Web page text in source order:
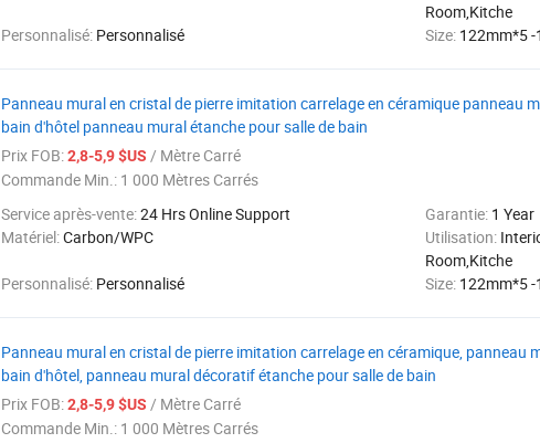
Room,Kitche
Personnalisé: Personnalisé Size: 122mm*5
Panneau mural en cristal de pierre imitation carrelage en céramique panneau
bain d'hôtel panneau mural étanche pour salle de bain
Prix FOB:2,8-5,9 $US / Mètre Carré
Commande Min.: 1 000 Mètres Carrés
Service après-vente:24 Hrs Online Support Garantie: 1 Year
Matériel:Carbon/WPC Utilisation:
Room,Kitche
Personnalisé: Personnalisé Size: 122mm*5
Panneau mural en cristal de pierre imitation carrelage en céramique, panneau
bain d'hôtel, panneau mural décoratif étanche pour salle de bain
Prix FOB:2,8-5,9 $US / Mètre Carré
Commande Min.: 1 000 Mètres Carrés